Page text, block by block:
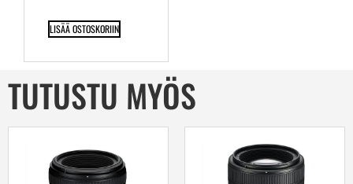
LISÄÄ OSTOSKORIIN
TUTUSTU MYÖS